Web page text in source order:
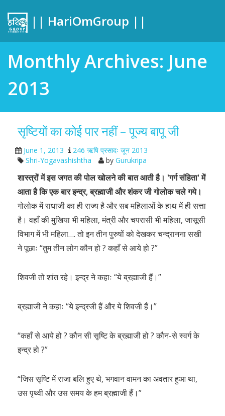
|| HariOmGroup ||
Monthly Archives: June
2013
सृष्टियों का कोई पार नहीं – पूज्य बापू जी
June 1, 2013
246 ऋषि प्रसादः जून 2013
Shri-Yogavashishtha
by Gurukripa
शास्त्रों में इस जगत की पोल खोलने की बात आती है। ʹगर्ग संहिताʹ में
आता है कि एक बार इन्द्र, ब्रह्माजी और शंकर जी गोलोक चले गये।
गोलोक में राधाजी का ही राज्य है और सब महिलाओं के हाथ में ही सत्ता
है। वहाँ की मुखिया भी महिला, मंत्री और चपरासी भी महिला, जासूसी
विभाग में भी महिला…. तो इन तीन पुरुषों को देखकर चन्द्रानना सखी
ने पूछाः “तुम तीन लोग कौन हो ? कहाँ से आये हो ?”
शिवजी तो शांत रहे। इन्द्र ने कहाः “ये ब्रह्माजी हैं।”
ब्रह्माजी ने कहाः “ये इन्द्रजी हैं और ये शिवजी हैं।”
“कहाँ से आये हो ? कौन सी सृष्टि के ब्रह्माजी हो ? कौन-से स्वर्ग के
इन्द्र हो ?”
“जिस सृष्टि में राजा बलि हुए थे, भगवान वामन का अवतार हुआ था,
उस पृथ्वी और उस समय के हम ब्रह्माजी हैं।”